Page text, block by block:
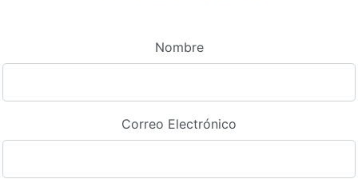
Nombre
Correo Electrónico